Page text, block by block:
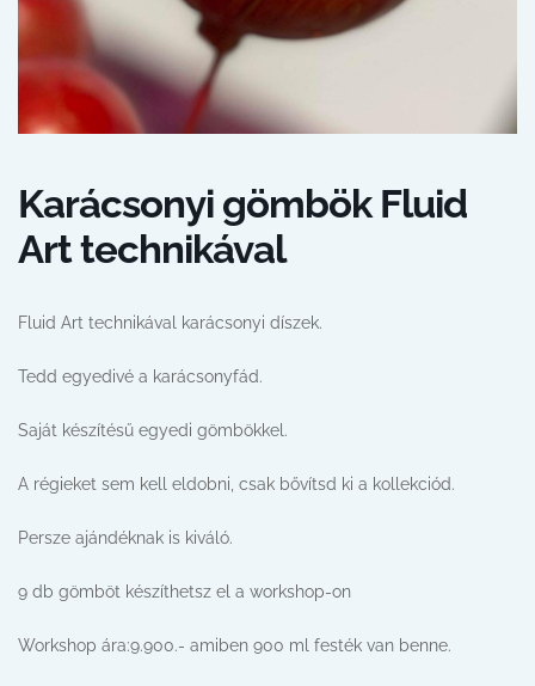
Karácsonyi gömbök Fluid
Art technikával
Fluid Art technikával karácsonyi díszek.
Tedd egyedivé a karácsonyfád.
Saját készítésű egyedi gömbökkel.
A régieket sem kell eldobni, csak bővítsd ki a kollekciód.
Persze ajándéknak is kiváló.
9 db gömböt készíthetsz el a workshop-on
Workshop ára:9.900.- amiben 900 ml festék van benne.